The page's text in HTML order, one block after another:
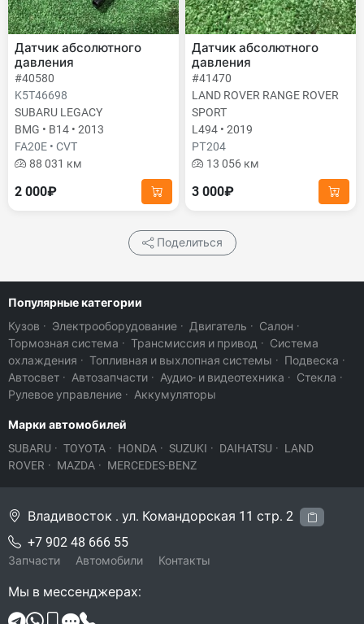
Датчик абсолютного
давления
#40580
K5T46698
SUBARU LEGACY
BMG • B14 • 2013
FA20E • CVT
88 031 км
2 000₽
Датчик абсолютного
давления
#41470
LAND ROVER RANGE ROVER
SPORT
L494 • 2019
PТ204
13 056 км
3 000₽
Поделиться
Популярные категории
Кузов · Электрооборудование · Двигатель · Салон ·
Тормозная система · Трансмиссия и привод · Система
охлаждения · Топливная и выхлопная системы · Подвеска ·
Автосвет · Автозапчасти · Аудио- и видеотехника · Стекла ·
Рулевое управление · Аккумуляторы
Марки автомобилей
SUBARU · TOYOTA · HONDA · SUZUKI · DAIHATSU · LAND
ROVER · MAZDA · MERCEDES-BENZ
Владивосток . ул. Командорская 11 стр. 2
+7 902 48 666 55
Запчасти Автомобили Контакты
Мы в мессенджерах: